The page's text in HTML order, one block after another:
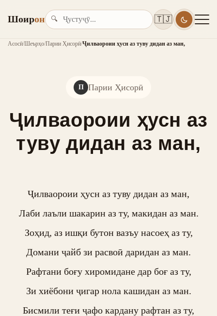
Шоирон 🔍 🇹🇯
Асосӣ/Шеърҳо/Парии Ҳисорӣ/Ҷилваороии ҳусн аз туву дидан аз ман,
П Парии Ҳисорӣ
Ҷилваороии ҳусн аз
туву дидан аз ман,
Ҷилваороии ҳусн аз туву дидан аз ман,
Лаби лаъли шакарин аз ту, макидан аз ман.
Зоҳид, аз ишқи бутон вазъу насоеҳ аз ту,
Домани ҷайб зи расвоӣ даридан аз ман.
Рафтани боғу хиромидане дар боғ аз ту,
Зи хиёбони ҷигар нола кашидан аз ман.
Бисмили теғи ҷафо кардану рафтан аз ту,